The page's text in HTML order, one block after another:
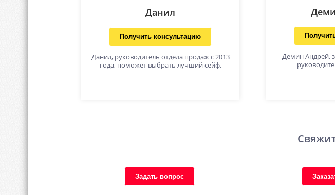
Данил
Получить консультацию
Данил, руководитель отдела продаж с 2013
года, поможет выбрать лучший сейф.
Демин Андрей,
Задать вопрос